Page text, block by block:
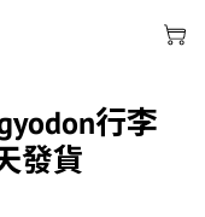
行李
發貨